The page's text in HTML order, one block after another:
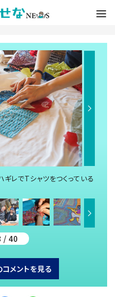
レでTシャツをつくっている
/ 40
メントを見る